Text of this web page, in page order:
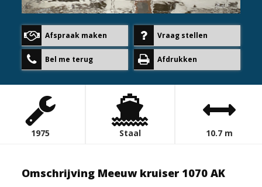
Afspraak maken Vraag stellen
Bel me terug Afdrukken
1975 Staal 10.7 m
Omschrijving Meeuw kruiser 1070 AK